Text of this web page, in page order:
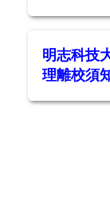
明志科技
理離校須